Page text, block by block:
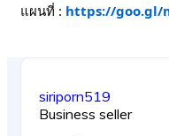
แผนที่ : https://goo.gl/
siriporn519
Business seller